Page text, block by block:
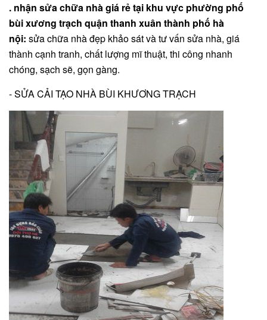
. nhận sửa chữa nhà giá rẻ tại khu vực phường phố
bùi xương trạch quận thanh xuân thành phố hà
nội: sửa chữa nhà đẹp khảo sát và tư vấn sửa nhà, giá
thành cạnh tranh, chất lượng mĩ thuật, thi công nhanh
chóng, sạch sẽ, gọn gàng.
- SỬA CẢI TẠO NHÀ BÙI KHƯƠNG TRẠCH